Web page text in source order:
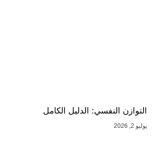
التوازن النفسي: الدليل الكامل
يوليو 2, 2026